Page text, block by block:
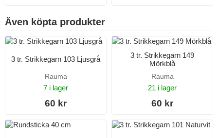
Även köpta produkter
3 tr. Strikkegarn 103 Ljusgrå
Rauma
7 i lager
60 kr
3 tr. Strikkegarn 149
Mörkblå
Rauma
21 i lager
60 kr